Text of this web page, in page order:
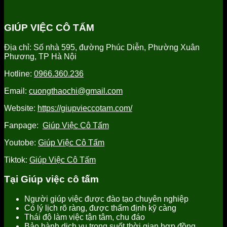
Hưng
tạiYên
GIÚP VIỆC CÔ TẤM
Địa chỉ: Số nhà 595, đường Phúc Diễn, Phường Xuân
Phương, TP Hà Nội
Hotline: 0966.360.236
Email: cuongthaochi@gmail.com
Website: https://giupvieccotam.com/
Fanpage: Giúp Việc Cô Tấm
Youtobe: Giúp Việc Cô Tấm
Tiktok: Giúp Việc Cô Tấm
Tại Giúp việc cô tấm
Người giúp việc được đào tạo chuyên nghiệp
Có lý lịch rõ ràng, được thẩm định kỹ càng
Thái độ làm việc tận tâm, chu đáo